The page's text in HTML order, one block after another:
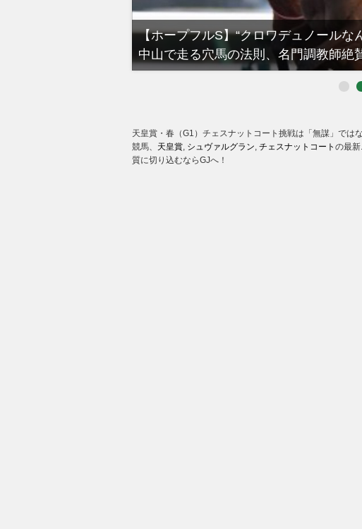
【ホープフルS】“クロワデュノールな
中山で走る穴馬の法則、名門調教師絶
天皇賞・春（G1）チェスナットコート挑戦は「無謀」では
競馬、 天皇賞, シュヴァルグラン, チェスナットコート の最
質に切り込むならGJへ！